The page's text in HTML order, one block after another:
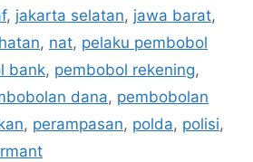
, jakarta selatan, jawa barat,
, nat, pelaku pembobol
bank, pembobol rekening,
dana, pembobolan
, perampasan, polda, polisi,